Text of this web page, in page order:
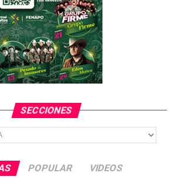
de Control Estatal, reiteró a través
Rosillo Iglesias, su
legalidad, la transparencia y la
en el ejercicio de los recursos
FEATURED
en un río en el municipio de
SECCIONES
POPULAR VIDEOS